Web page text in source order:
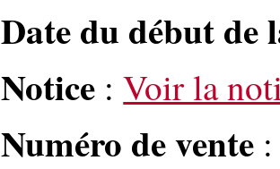
Date du début de
Notice :Voir la
Numéro de vente